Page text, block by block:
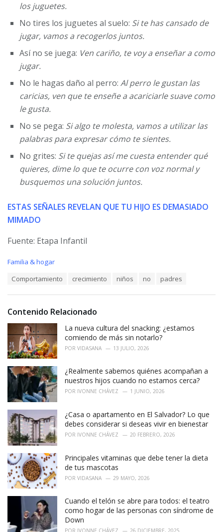
los juguetes.
No tires los juguetes al suelo: Si te has cansado de
jugar, vamos a recogerlos juntos.
Así no se juega: Ven cariño, te voy a enseñar a como
jugar.
No le hagas daño al perro: Al perro le gustan las
caricias, ven que te enseñe a acariciarle suave como
le gusta.
No se pega: Si algo te molesta, vamos a utilizar las
palabras para expresar cómo te sientes.
No grites: Si te quejas así me cuesta entender qué
quieres, dime lo que te ocurre con voz normal y
busquemos una solución juntos.
ESTAS SEÑALES REVELAN QUE TU HIJO ES DEMASIADO
MIMADO
Fuente: Etapa Infantil
C
r
i
e
s
:
Familia & hogar
:
Comportamiento crecimiento niños no padres
Contenido Relacionado
La nueva cultura del snacking: ¿estamos
comiendo de más sin notarlo?
POR VIDASANA 13 JULIO, 2026
¿Realmente sabemos quiénes acompañan a
nuestros hijos cuando no estamos cerca?
POR IVONNE CHÁVEZ 1 JUNIO, 2026
¿Casa o apartamento en El Salvador? Lo que
debes considerar si deseas vivir en bienestar
POR IVONNE CHÁVEZ 20 FEBRERO, 2026
Principales vitaminas que debe tener la dieta
de tus mascotas
POR VIDASANA 29 MAYO, 2026
Cuando el telón se abre para todos: el teatro
como hogar de las personas con síndrome de
Down